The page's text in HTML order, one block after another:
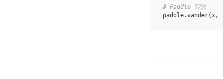
# Paddle 写法
paddle.vander(x,